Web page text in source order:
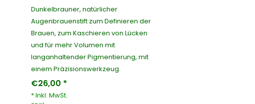
Dunkelbrauner, natürlicher
Augenbrauenstift zum Definieren der
Brauen, zum Kaschieren von Lücken
und für mehr Volumen mit
langanhaltender Pigmentierung, mit
einem Präzisionswerkzeug.
€26,00 *
* Inkl. MwSt.